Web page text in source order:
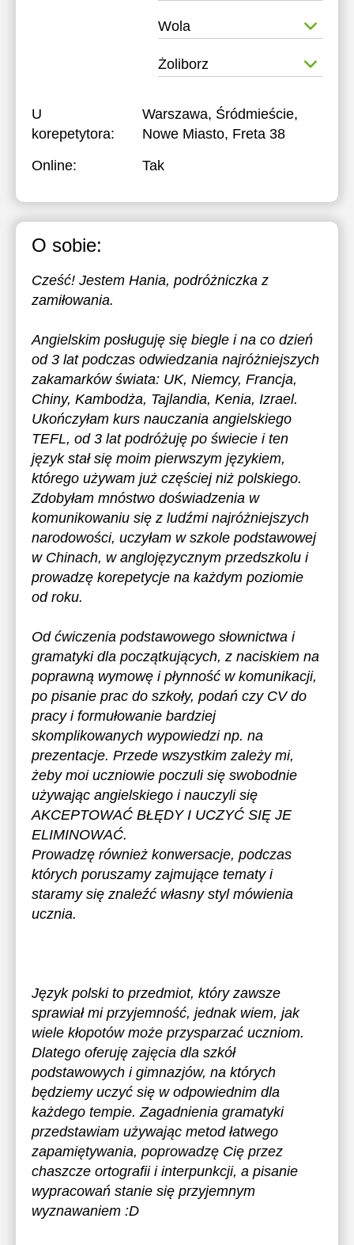
Wola
Żoliborz
U
korepetytora:
Warszawa, Śródmieście,
Nowe Miasto, Freta 38
Online:
Tak
O sobie:
Cześć! Jestem Hania, podróżniczka z
zamiłowania.
Angielskim posługuję się biegle i na co dzień
od 3 lat podczas odwiedzania najróżniejszych
zakamarków świata: UK, Niemcy, Francja,
Chiny, Kambodża, Tajlandia, Kenia, Izrael.
Ukończyłam kurs nauczania angielskiego
TEFL, od 3 lat podróżuję po świecie i ten
język stał się moim pierwszym językiem,
którego używam już częściej niż polskiego.
Zdobyłam mnóstwo doświadzenia w
komunikowaniu się z ludźmi najróżniejszych
narodowości, uczyłam w szkole podstawowej
w Chinach, w anglojęzycznym przedszkolu i
prowadzę korepetycje na każdym poziomie
od roku.
Od ćwiczenia podstawowego słownictwa i
gramatyki dla początkujących, z naciskiem na
poprawną wymowę i płynność w komunikacji,
po pisanie prac do szkoły, podań czy CV do
pracy i formułowanie bardziej
skomplikowanych wypowiedzi np. na
prezentacje. Przede wszystkim zależy mi,
żeby moi uczniowie poczuli się swobodnie
używając angielskiego i nauczyli się
AKCEPTOWAĆ BŁĘDY I UCZYĆ SIĘ JE
ELIMINOWAĆ.
Prowadzę również konwersacje, podczas
których poruszamy zajmujące tematy i
staramy się znaleźć własny styl mówienia
ucznia.
Język polski to przedmiot, który zawsze
sprawiał mi przyjemność, jednak wiem, jak
wiele kłopotów może przysparzać uczniom.
Dlatego oferuję zajęcia dla szkół
podstawowych i gimnazjów, na których
będziemy uczyć się w odpowiednim dla
każdego tempie. Zagadnienia gramatyki
przedstawiam używając metod łatwego
zapamiętywania, poprowadzę Cię przez
chaszcze ortografii i interpunkcji, a pisanie
wypracowań stanie się przyjemnym
wyznawaniem :D